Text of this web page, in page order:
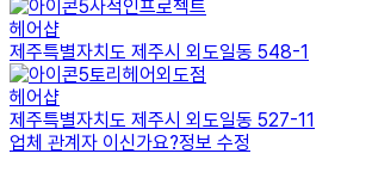
사적인프로젝트
헤어샵
제주특별자치도 제주시 외도일동 548-1
토리헤어외도점
헤어샵
제주특별자치도 제주시 외도일동 527-11
업체 관계자 이신가요?정보 수정